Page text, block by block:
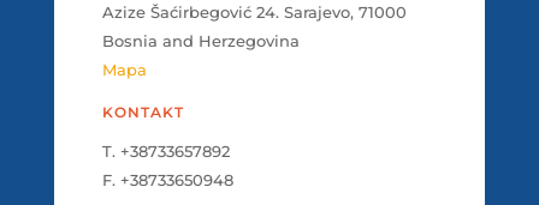
Azize Šaćirbegović 24. Sarajevo, 71000
Bosnia and Herzegovina
Mapa
KONTAKT
T. +38733657892
F. +38733650948